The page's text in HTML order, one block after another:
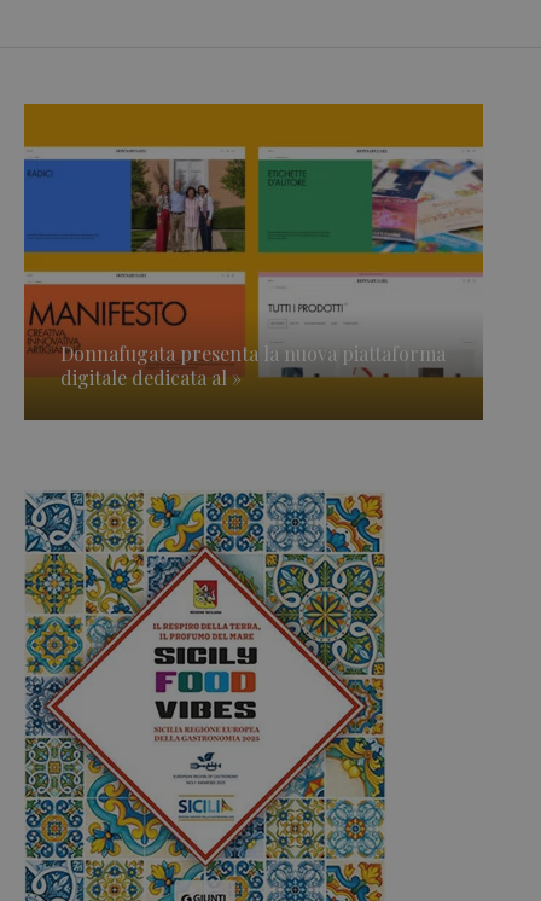
Donnafugata presenta la nuova piattaforma
digitale dedicata al »